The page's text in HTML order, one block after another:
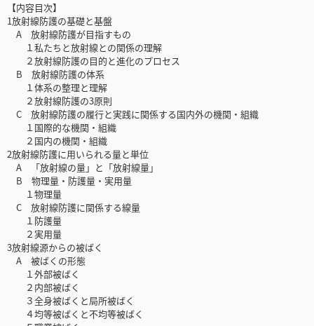
【内容目次】
1放射線防護の基礎と基盤
A 放射線防護が目指すもの
１私たちと放射線との関係の理解
２放射線防護の目的と進化のプロセス
B 放射線防護の体系
１体系の整理と理解
２放射線防護の3原則
C 放射線防護の履行と実践に関係する国内外の機関・組織
１国際的な機関・組織
２国内の機関・組織
2放射線防護に用いられる量と単位
A 「放射線の量」と「放射線量」
B 物理量・防護量・実用量
１物理量
C 放射線防護に関係する線量
１防護量
２実用量
3放射線源からの被ばく
A 被ばくの形態
１外部被ばく
２内部被ばく
３全身被ばくと局所被ばく
４均等被ばくと不均等被ばく